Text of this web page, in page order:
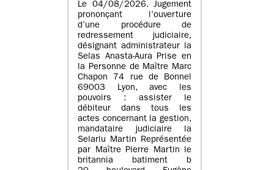
Le 04/08/2026. Jugement
prononçant l’ouverture
d’une procédure de
redressement judiciaire,
désignant administrateur la
Selas Anasta-Aura Prise en
la Personne de Maître Marc
Chapon 74 rue de Bonnel
69003 Lyon, avec les
pouvoirs : assister le
débiteur dans tous les
actes concernant la gestion,
mandataire judiciaire la
Selarlu Martin Représentée
par Maître Pierre Martin le
britannia batiment b